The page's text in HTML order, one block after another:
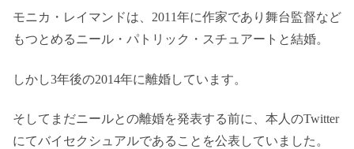
モニカ・レイマンドは、2011年に作家であり舞台監督など
もつとめるニール・パトリック・スチュアートと結婚。
しかし3年後の2014年に離婚しています。
そしてまだニールとの離婚を発表する前に、本人のTwitter
にてバイセクシュアルであることを公表していました。